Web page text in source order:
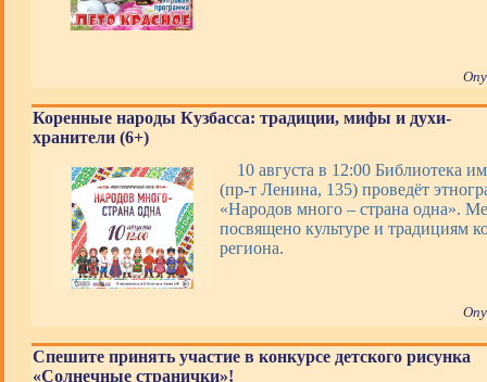
Коренные народы Кузбасса: традиции, мифы и духи-
хранители (6+)
10 августа в 12:00 Библиотека
(пр-т Ленина, 135) проведёт
«Народов много – страна одна».
посвящено культуре и традициям
региона.
Спешите принять участие в конкурсе детского рисунка
«Солнечные странички»!